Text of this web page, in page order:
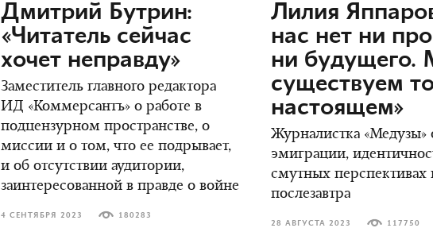
Дмитрий Бутрин:
«Читатель сейчас
хочет неправду»
Заместитель главного редактора
ИД «Коммерсантъ» о работе в
подцензурном пространстве, о
миссии и о том, что ее подрывает,
и об отсутствии аудитории,
заинтересованной в правде о войне
4 СЕНТЯБРЯ 2023 180283
Лилия
нас нет ни
ни будущего.
существуем
настоящем»
Журналистка «Медузы»
эмиграции,
смутных перспективах
послезавтра
28 АВГУСТА 2023 117750